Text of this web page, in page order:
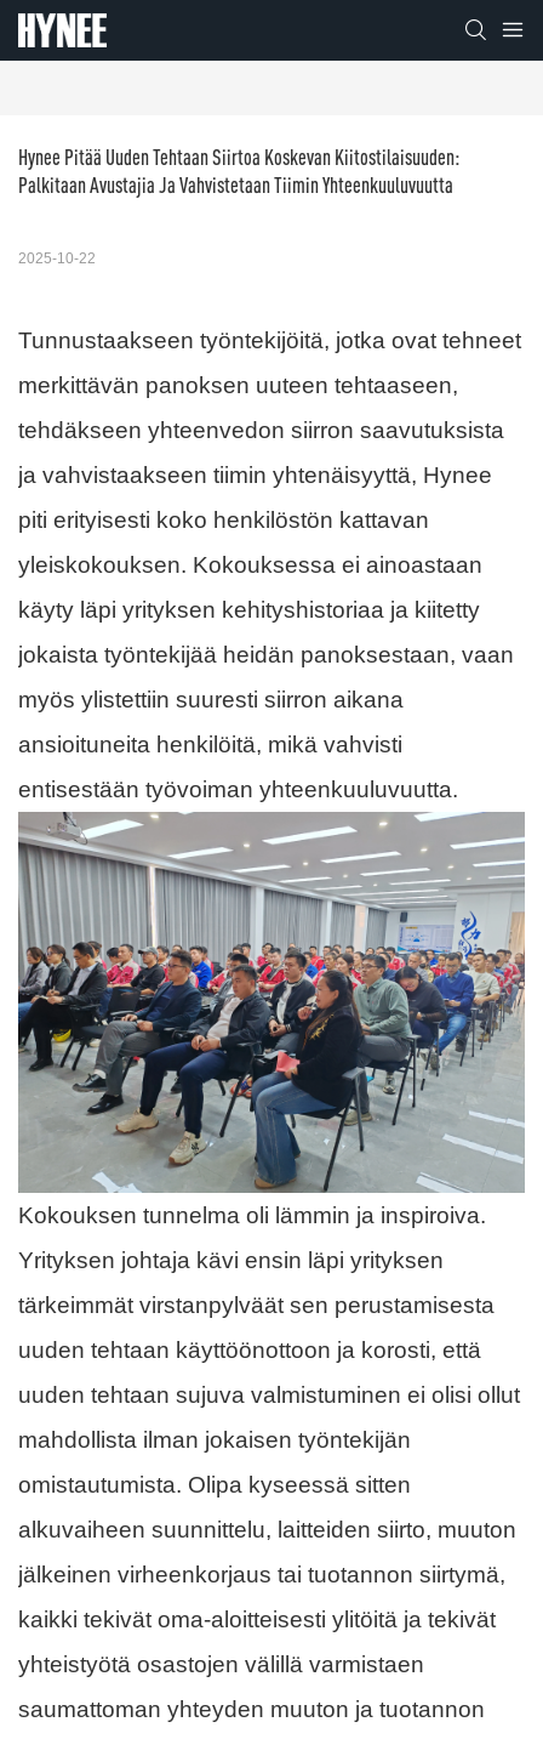
Hynee Pitää Uuden Tehtaan Siirtoa Koskevan Kiitostilaisuuden:
Palkitaan Avustajia Ja Vahvistetaan Tiimin Yhteenkuuluvuutta
2025-10-22
Tunnustaakseen työntekijöitä, jotka ovat tehneet
merkittävän panoksen uuteen tehtaaseen,
tehdäkseen yhteenvedon siirron saavutuksista
ja vahvistaakseen tiimin yhtenäisyyttä, Hynee
piti erityisesti koko henkilöstön kattavan
yleiskokouksen. Kokouksessa ei ainoastaan ​​
käyty läpi yrityksen kehityshistoriaa ja kiitetty
jokaista työntekijää heidän panoksestaan, vaan
myös ylistettiin suuresti siirron aikana
ansioituneita henkilöitä, mikä vahvisti
entisestään työvoiman yhteenkuuluvuutta.
Kokouksen tunnelma oli lämmin ja inspiroiva.
Yrityksen johtaja kävi ensin läpi yrityksen
tärkeimmät virstanpylväät sen perustamisesta
uuden tehtaan käyttöönottoon ja korosti, että
uuden tehtaan sujuva valmistuminen ei olisi ollut
mahdollista ilman jokaisen työntekijän
omistautumista. Olipa kyseessä sitten
alkuvaiheen suunnittelu, laitteiden siirto, muuton
jälkeinen virheenkorjaus tai tuotannon siirtymä,
kaikki tekivät oma-aloitteisesti ylitöitä ja tekivät
yhteistyötä osastojen välillä varmistaen
saumattoman yhteyden muuton ja tuotannon